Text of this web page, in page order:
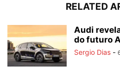
RELATED
Audi
do futuro
Sergio Dias -